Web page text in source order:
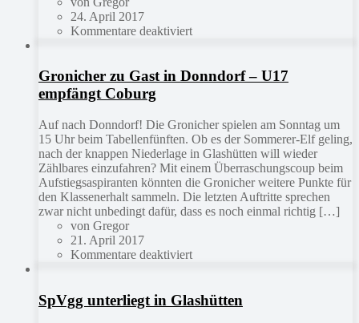
24. April 2017
Kommentare deaktiviert
Gronicher zu Gast in Donndorf – U17
empfängt Coburg
Auf nach Donndorf! Die Gronicher spielen am Sonntag um
15 Uhr beim Tabellenfünften. Ob es der Sommerer-Elf geling,
nach der knappen Niederlage in Glashütten will wieder
Zählbares einzufahren? Mit einem Überraschungscoup beim
Aufstiegsaspiranten könnten die Gronicher weitere Punkte für
den Klassenerhalt sammeln. Die letzten Auftritte sprechen
zwar nicht unbedingt dafür, dass es noch einmal richtig […]
von Gregor
21. April 2017
Kommentare deaktiviert
SpVgg unterliegt in Glashütten